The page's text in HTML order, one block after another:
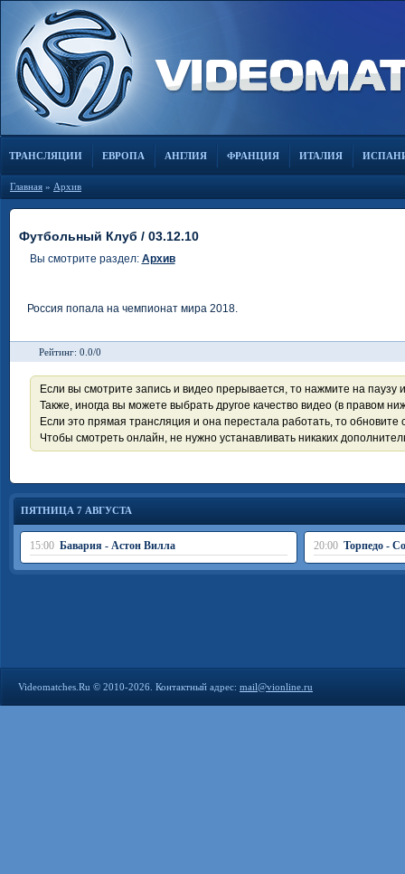
ТРАНСЛЯЦИИ ЕВРОПА АНГЛИЯ ФРАНЦИЯ ИТАЛИЯ
Главная » Архив
Футбольный Клуб / 03.12.10
Вы смотрите раздел: Архив
Россия попала на чемпионат мира 2018.
Рейтинг: 0.0/0
Если вы смотрите запись и видео прерывается, то нажмите на паузу
Также, иногда вы можете выбрать другое качество видео (в правом
Если это прямая трансляция и она перестала работать, то обновите
Чтобы смотреть онлайн, не нужно устанавливать никаких
ПЯТНИЦА 7 АВГУСТА
15:00 Бавария - Астон Вилла 20:00 Торпедо -
Videomatches.Ru © 2010-2026. Контактный адрес: mail@vionline.ru